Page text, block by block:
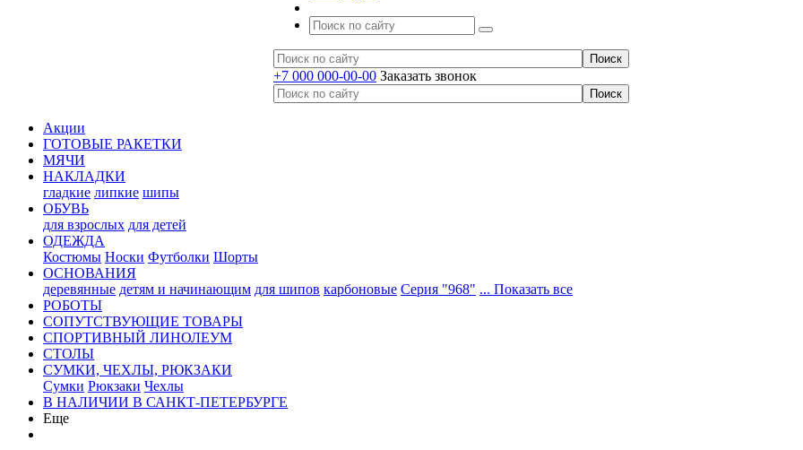
+7 000 000-00-00 Заказать звонок
Акции
ГОТОВЫЕ РАКЕТКИ
МЯЧИ
НАКЛАДКИ
гладкие липкие шипы
ОБУВЬ
для взрослых для детей
ОДЕЖДА
Костюмы Носки Футболки Шорты
ОСНОВАНИЯ
деревянные детям и начинающим для шипов карбоновые Серия "968" ... Показать все
РОБОТЫ
СОПУТСТВУЮЩИЕ ТОВАРЫ
СПОРТИВНЫЙ ЛИНОЛЕУМ
СТОЛЫ
СУМКИ, ЧЕХЛЫ, РЮКЗАКИ
Сумки Рюкзаки Чехлы
В НАЛИЧИИ В САНКТ-ПЕТЕРБУРГЕ
Еще